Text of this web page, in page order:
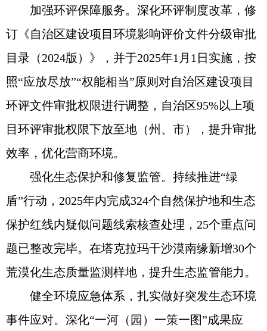
加强环评保障服务。深化环评制度改革，修
订《自治区建设项目环境影响评价文件分级审批
目录（2024版）》，并于2025年1月1日实施，按
照“应放尽放”“权能相当”原则对自治区建设项目
环评文件审批权限进行调整，自治区95%以上项
目环评审批权限下放至地（州、市），提升审批
效率，优化营商环境。
强化生态保护和修复监管。持续推进“绿
盾”行动，2025年内完成324个自然保护地和生态
保护红线内疑似问题线索核查处理，25个重点问
题已整改完毕。在塔克拉玛干沙漠南缘新增30个
荒漠化生态质量监测样地，提升生态监管能力。
健全环境应急体系，扎实做好突发生态环境
事件应对。深化“一河（园）一策一图”成果应